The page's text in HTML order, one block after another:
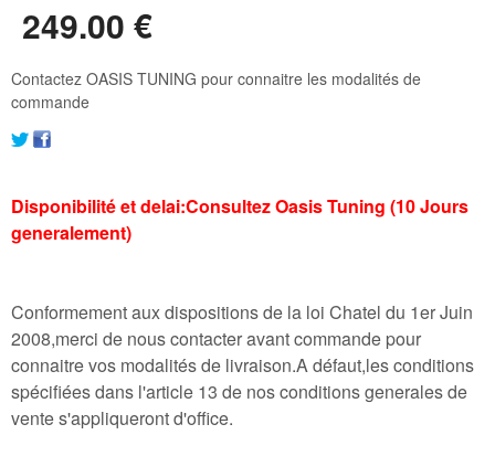
249.00 €
Contactez OASIS TUNING pour connaitre les modalités de
commande
Disponibilité et delai:Consultez Oasis Tuning (10 Jours
generalement)
Conformement aux dispositions de la loi Chatel du 1er Juin
2008,merci de nous contacter avant commande pour
connaitre vos modalités de livraison.A défaut,les conditions
spécifiées dans l'article 13 de nos conditions generales de
vente s'appliqueront d'office.